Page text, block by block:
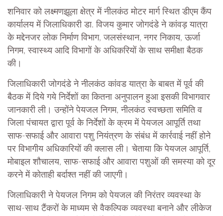
शनिवार को लक्ष्मणझूला क्षेत्र में नीलकंठ मोटर मार्ग स्थित डीएम कैंप
कार्यालय में जिलाधिकारी डा. विजय कुमार जोगदंडे ने कांवड़ यात्रा
के मद्देनजर लोक निर्माण विभाग, जलसंस्थान, नगर निकाय, ऊर्जा
निगम, स्वास्थ्य आदि विभागों के अधिकरियों के साथ समीक्षा बैठक
की।
जिलाधिकारी जोगदंडे ने नीलकंठ कांवड यात्रा के बाबत में पूर्व की
बैठक में दिये गये निर्देशों का कितना अनुपालन हुआ इसकी विभागवार
जानकारी ली। उन्होंने पेयजल निगम, नीलकंठ स्वच्छता समिति व
जिला पंचायत द्वारा पूर्व के निर्देशों के क्रम में पेयजल आपूर्ति तथा
साफ-सफाई और आवारा पशु नियंत्रण के संबंध में कार्रवाई नहीं होने
पर विभागीय अधिकारियों की क्लास ली। चेताया कि पेयजल आपूर्ति,
मोबाइल शौचालय, साफ-सफाई और आवारा पशुओं की समस्या को दूर
करने में कोताही बर्दाश्त नहीं की जाएगी।
जिलाधिकारी ने पेयजल निगम को पेयजल की निरंतर व्यवस्था के
साथ-साथ टैंकरों के माध्यम से वैकल्पिक व्यवस्था बनाने और लीकेज